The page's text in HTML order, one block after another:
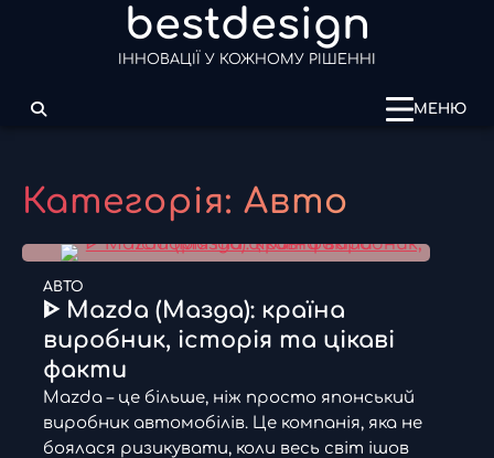
bestdesign
ІННОВАЦІЇ У КОЖНОМУ РІШЕННІ
МЕНЮ
Категорія: Авто
АВТО
ᐈ Mazda (Мазда): країна
виробник, історія та цікаві
факти
Mazda – це більше, ніж просто японський
виробник автомобілів. Це компанія, яка не
боялася ризикувати, коли весь світ ішов